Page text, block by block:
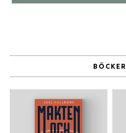
BÖCKER